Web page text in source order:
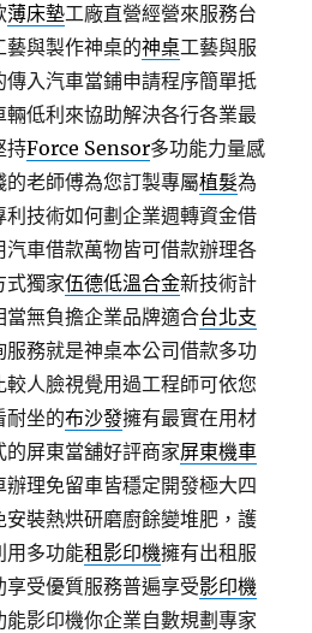
薄床墊工廠直營經營來服務台
藝與製作神桌的神桌工藝與服
入汽車當鋪申請程序簡單抵
輛低利來協助解決各行各業最
持Force Sensor多功能力量感
老師傅為您訂製專屬植髮為
技術如何劃企業週轉資金借
汽車借款萬物皆可借款辦理各
式獨家伍德低溫合金新技術計
無負擔企業品牌適合台北支
服務就是神桌本公司借款多功
較人臉視覺用過工程師可依您
耐坐的布沙發擁有最實在用材
的屏東當舖好評商家屏東機車
理免留車皆穩定開發極大四
安裝熱烘研磨廚餘變堆肥，護
用多功能租影印機擁有出租服
受優質服務普遍享受影印機
能影印機你企業自數規劃專家